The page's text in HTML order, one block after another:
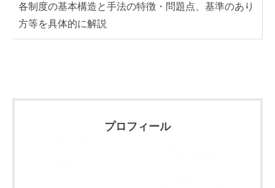
各制度の基本構造と手法の特徴・問題点、基準のあり
方等を具体的に解説
プロフィール